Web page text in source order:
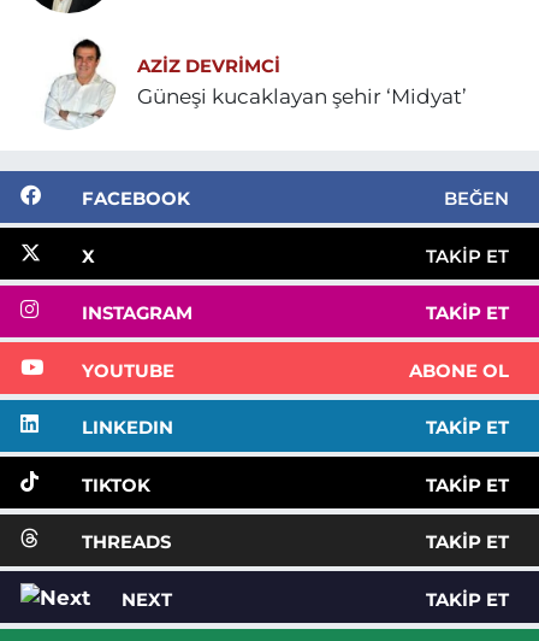
AZIZ DEVRIMCI
Güneşi kucaklayan şehir ‘Midyat’
FACEBOOK BEĞEN
X TAKIP ET
INSTAGRAM TAKIP ET
YOUTUBE ABONE OL
LINKEDIN TAKIP ET
TIKTOK TAKIP ET
THREADS TAKIP ET
NEXT TAKIP ET